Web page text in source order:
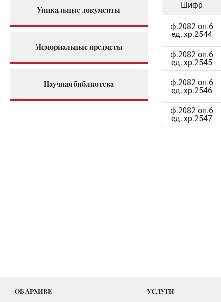
Уникальные документы
Мемориальные предметы
Научная библиотека
Шифр
ф.2082 оп.6
ед. хр.2544
ф.2082 оп.6
ед. хр.2545
ф.2082 оп.6
ед. хр.2546
ф.2082 оп.6
ед. хр.2547
ОБ АРХИВЕ УСЛУГИ